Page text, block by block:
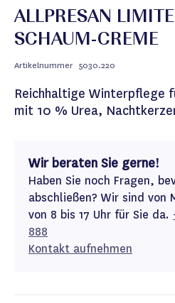
ALLPRESAN
SCHAUM-CREME
Artikelnummer 5030.220
Reichhaltige Winterpflege
mit 10 % Urea,
Wir beraten Sie gerne!
Haben Sie noch Fragen,
abschließen? Wir sind von
von 8 bis 17 Uhr für Sie da.
888
Kontakt aufnehmen